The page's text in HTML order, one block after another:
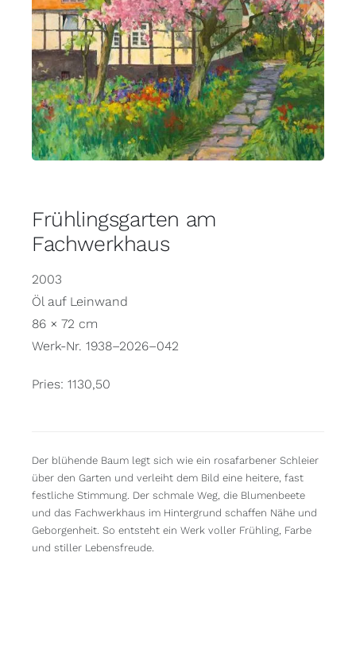
Frühlingsgarten am
Fachwerkhaus
2003
Öl auf Leinwand
86 × 72 cm
Werk-Nr. 1938–2026–042
Pries: 1130,50
Der blühende Baum legt sich wie ein rosafarbener Schleier
über den Garten und verleiht dem Bild eine heitere, fast
festliche Stimmung. Der schmale Weg, die Blumenbeete
und das Fachwerkhaus im Hintergrund schaffen Nähe und
Geborgenheit. So entsteht ein Werk voller Frühling, Farbe
und stiller Lebensfreude.